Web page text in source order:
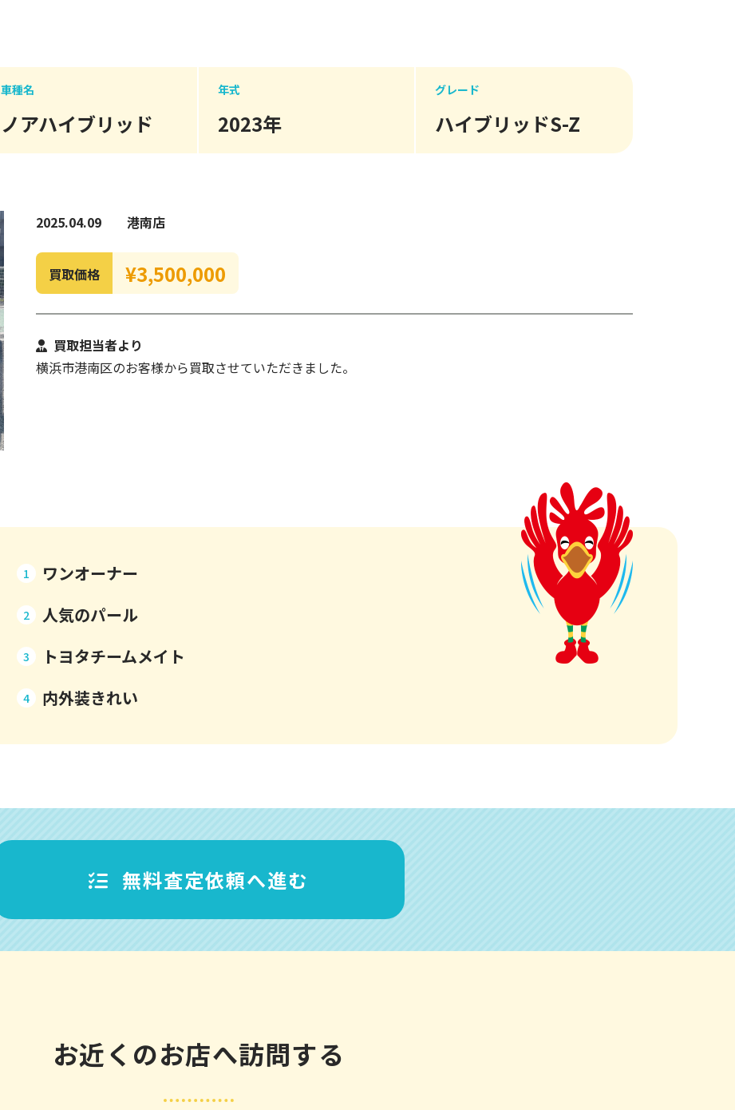
車種名
ノアハイブリッド
年式
2023年
グレード
ハイブリッドS-Z
2025.04.09 港南店
買取価格 ¥3,500,000
買取担当者より
横浜市港南区のお客様から買取させていただきました。
1 ワンオーナー
2 人気のパール
3 トヨタチームメイト
4 内外装きれい
無料査定依頼へ進む
お近くのお店へ訪問する